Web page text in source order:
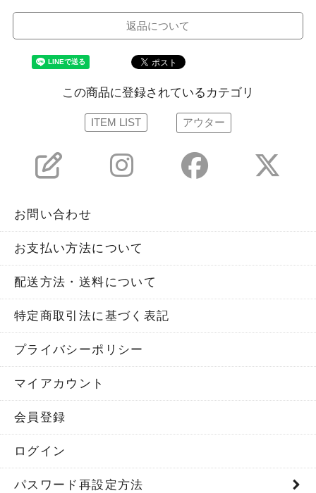
返品について
この商品に登録されているカテゴリ
ITEM LIST アウター
お問い合わせ
お支払い方法について
配送方法・送料について
特定商取引法に基づく表記
プライバシーポリシー
マイアカウント
会員登録
ログイン
パスワード再設定方法